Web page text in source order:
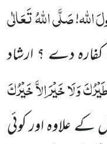
اللہ!صَلَّی اللہُ تَعَالٰی
کفارہ دے ؟ ارشاد
وَلَا خَیْرَ اِلاَّ خَیْرُکَ
علاوہ اور کوئی